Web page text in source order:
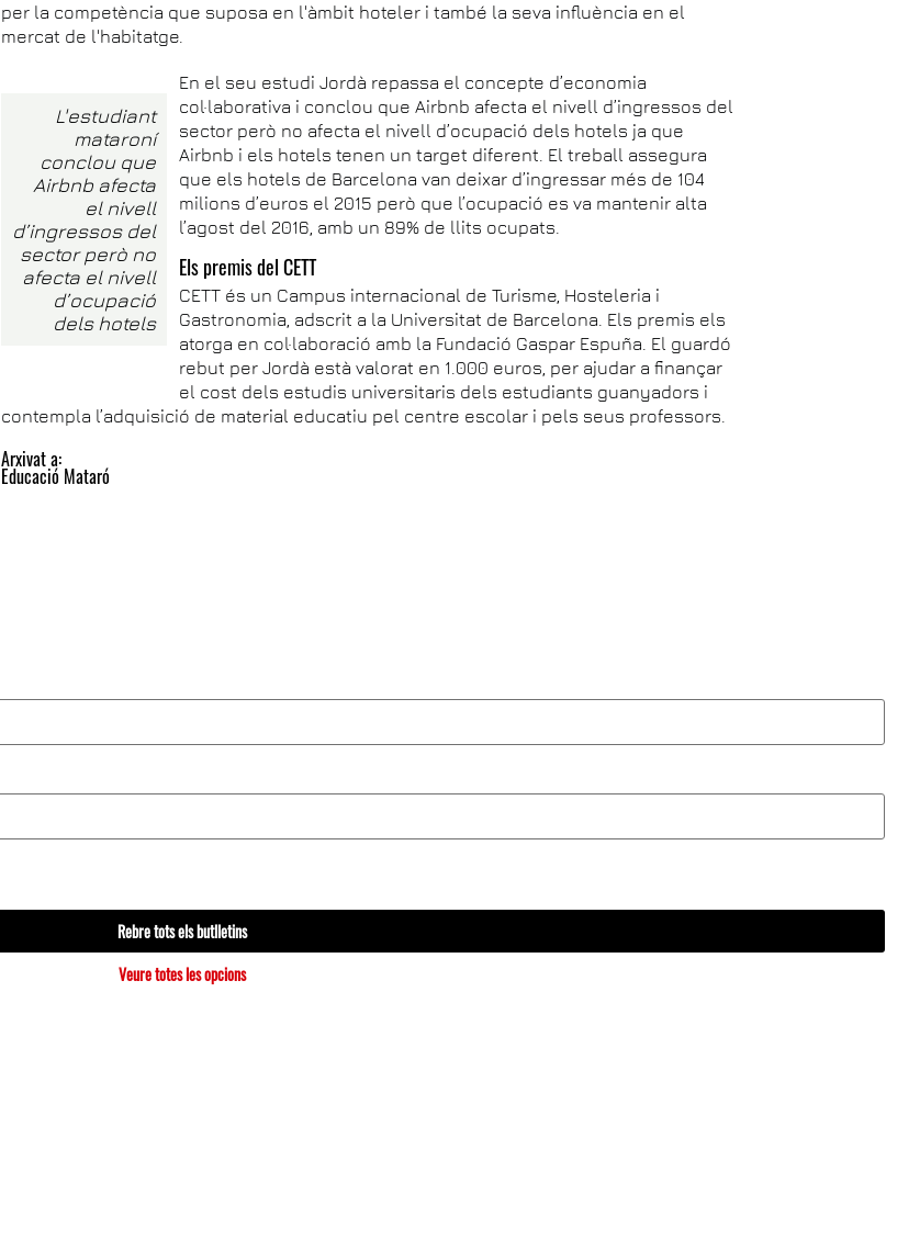
per la competència que suposa en l'àmbit hoteler i també la seva influència en el
mercat de l'habitatge.
L'estudiant
mataroní
conclou que
Airbnb afecta
el nivell
d’ingressos del
sector però no
afecta el nivell
d’ocupació
dels hotels
En el seu estudi Jordà repassa el concepte d’economia
col·laborativa i conclou que Airbnb afecta el nivell d’ingressos del
sector però no afecta el nivell d’ocupació dels hotels ja que
Airbnb i els hotels tenen un target diferent. El treball assegura
que els hotels de Barcelona van deixar d’ingressar més de 104
milions d’euros el 2015 però que l’ocupació es va mantenir alta
l’agost del 2016, amb un 89% de llits ocupats.
Els premis del CETT
CETT és un Campus internacional de Turisme, Hosteleria i
Gastronomia, adscrit a la Universitat de Barcelona. Els premis els
atorga en col·laboració amb la Fundació Gaspar Espuña. El guardó
rebut per Jordà està valorat en 1.000 euros, per ajudar a finançar
el cost dels estudis universitaris dels estudiants guanyadors i
contempla l’adquisició de material educatiu pel centre escolar i pels seus professors.
Arxivat a:
Educació Mataró
Rebre tots els butlletins
Veure totes les opcions